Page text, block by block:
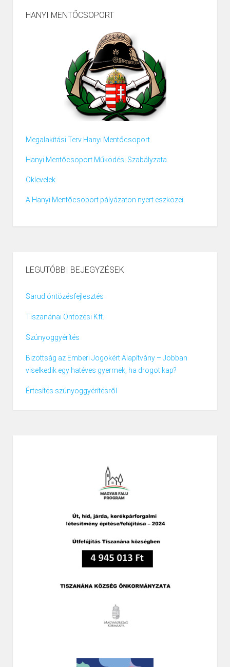
HANYI MENTŐCSOPORT
Megalakítási Terv Hanyi Mentőcsoport
Hanyi Mentőcsoport Működési Szabályzata
Oklevelek
A Hanyi Mentőcsoport pályázaton nyert eszközei
LEGUTÓBBI BEJEGYZÉSEK
Sarud öntözésfejlesztés
Tiszanánai Öntözési Kft.
Szúnyoggyérítés
Bizottság az Emberi Jogokért Alapítvány – Jobban
viselkedik egy hatéves gyermek, ha drogot kap?
Értesítés szúnyoggyérítésről